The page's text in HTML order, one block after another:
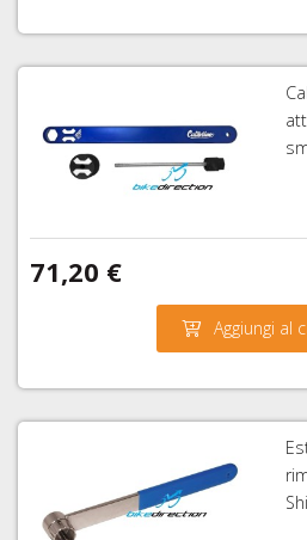
71,20 €
Aggiungi al